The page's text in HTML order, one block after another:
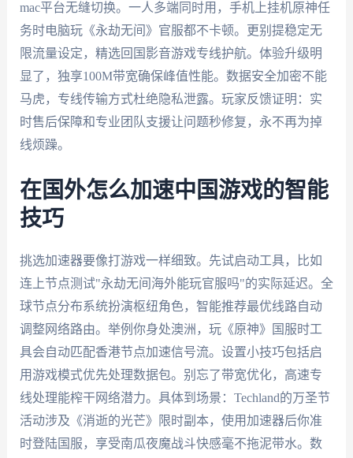
mac平台无缝切换。一人多端同时用，手机上挂机原神任
务时电脑玩《永劫无间》官服都不卡顿。更别提稳定无
限流量设定，精选回国影音游戏专线护航。体验升级明
显了，独享100M带宽确保峰值性能。数据安全加密不能
马虎，专线传输方式杜绝隐私泄露。玩家反馈证明：实
时售后保障和专业团队支援让问题秒修复，永不再为掉
线烦躁。
在国外怎么加速中国游戏的智能
技巧
挑选加速器要像打游戏一样细致。先试启动工具，比如
连上节点测试"永劫无间海外能玩官服吗"的实际延迟。全
球节点分布系统扮演枢纽角色，智能推荐最优线路自动
调整网络路由。举例你身处澳洲，玩《原神》国服时工
具会自动匹配香港节点加速信号流。设置小技巧包括启
用游戏模式优先处理数据包。别忘了带宽优化，高速专
线处理能榨干网络潜力。具体到场景：Techland的万圣节
活动涉及《消逝的光芒》限时副本，使用加速器后你准
时登陆国服，享受南瓜夜魔战斗快感毫不拖泥带水。数